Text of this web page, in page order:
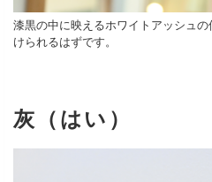
漆黒の中に映えるホワイトアッシュ
けられるはずです。
灰（はい）